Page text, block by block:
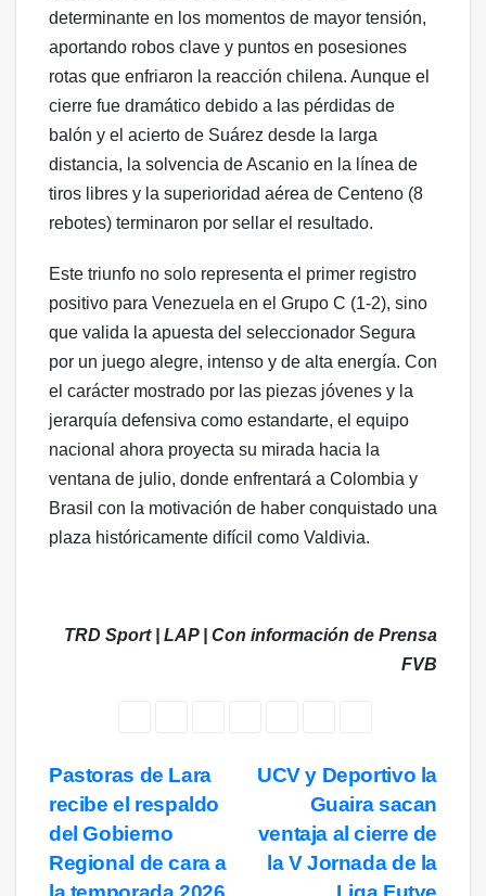
determinante en los momentos de mayor tensión,
aportando robos clave y puntos en posesiones
rotas que enfriaron la reacción chilena. Aunque el
cierre fue dramático debido a las pérdidas de
balón y el acierto de Suárez desde la larga
distancia, la solvencia de Ascanio en la línea de
tiros libres y la superioridad aérea de Centeno (8
rebotes) terminaron por sellar el resultado.
Este triunfo no solo representa el primer registro
positivo para Venezuela en el Grupo C (1-2), sino
que valida la apuesta del seleccionador Segura
por un juego alegre, intenso y de alta energía. Con
el carácter mostrado por las piezas jóvenes y la
jerarquía defensiva como estandarte, el equipo
nacional ahora proyecta su mirada hacia la
ventana de julio, donde enfrentará a Colombia y
Brasil con la motivación de haber conquistado una
plaza históricamente difícil como Valdivia.
TRD Sport | LAP | Con información de Prensa
FVB
Navegación
de
entradas
UCV y Deportivo la
Guaira sacan
ventaja al cierre de
la V Jornada de la
Pastoras de Lara
recibe el respaldo
del Gobierno
Regional de cara a